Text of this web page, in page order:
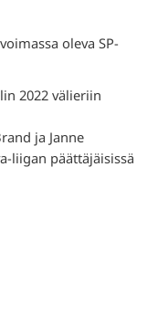
oleva SP-
2022 välieriin
ja Janne
liigan päättäjäisissä